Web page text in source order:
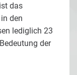
das
den
lediglich 23
der